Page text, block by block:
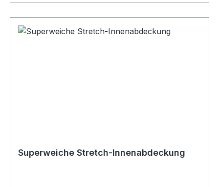
Superweiche Stretch-Innenabdeckung